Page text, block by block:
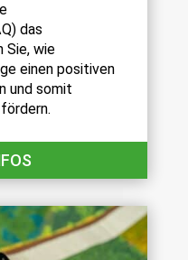
das
Sie, wie
einen positiven
und somit